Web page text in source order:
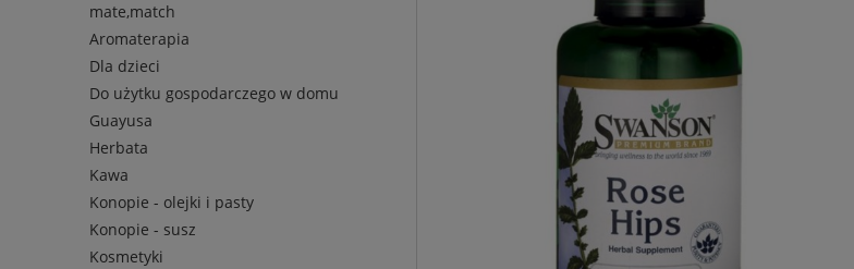
mate,match
Aromaterapia
Dla dzieci
Do użytku gospodarczego w domu
Guayusa
Herbata
Kawa
Konopie - olejki i pasty
Konopie - susz
Kosmetyki